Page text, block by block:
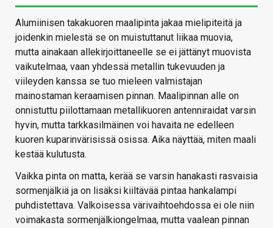
Alumiinisen takakuoren maalipinta jakaa mielipiteitä ja
joidenkin mielestä se on muistuttanut liikaa muovia,
mutta ainakaan allekirjoittaneelle se ei jättänyt muovista
vaikutelmaa, vaan yhdessä metallin tukevuuden ja
viileyden kanssa se tuo mieleen valmistajan
mainostaman keraamisen pinnan. Maalipinnan alle on
onnistuttu piilottamaan metallikuoren antenniraidat varsin
hyvin, mutta tarkkasilmäinen voi havaita ne edelleen
kuoren kuparinvärisissä osissa. Aika näyttää, miten maali
kestää kulutusta.
Vaikka pinta on matta, kerää se varsin hanakasti rasvaisia
sormenjälkiä ja on lisäksi kiiltävää pintaa hankalampi
puhdistettava. Valkoisessa värivaihtoehdossa ei ole niin
voimakasta sormenjälkiongelmaa, mutta vaalean pinnan